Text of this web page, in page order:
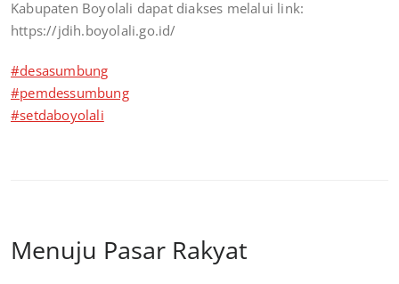
Kabupaten Boyolali dapat diakses melalui link:
https://jdih.boyolali.go.id/
#desasumbung
#pemdessumbung
#setdaboyolali
Menuju Pasar Rakyat